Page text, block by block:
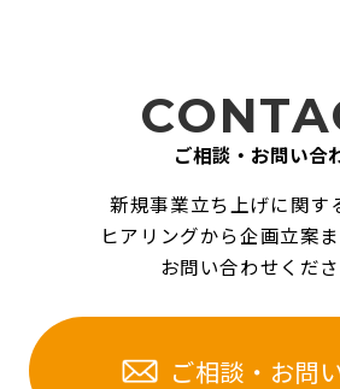
ご相談・お問い合
新規事業立ち上げに関す
ヒアリングから企画立案
お問い合わせくださ
ご相談・お問